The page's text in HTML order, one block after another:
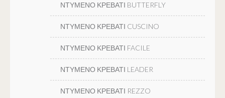
ΝΤΥΜΕΝΟ ΚΡΕΒΑΤΙ BUTTERFLY
ΝΤΥΜΕΝΟ ΚΡΕΒΑΤΙ CUSCINO
ΝΤΥΜΕΝΟ ΚΡΕΒΑΤΙ FACILE
ΝΤΥΜΕΝΟ ΚΡΕΒΑΤΙ LEADER
ΝΤΥΜΕΝΟ ΚΡΕΒΑΤΙ REZZO